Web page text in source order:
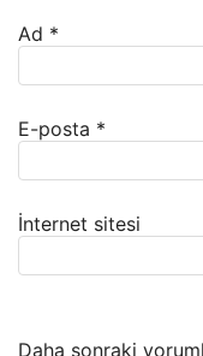
Ad *
E-posta *
İnternet sitesi
Daha sonraki